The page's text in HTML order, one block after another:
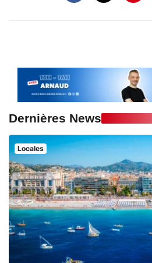
Dernières News
Locales